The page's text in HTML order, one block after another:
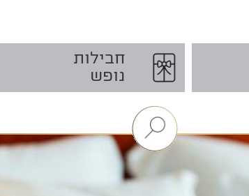
חבילות
נופש
הצג
/
הסתר
מנגנון